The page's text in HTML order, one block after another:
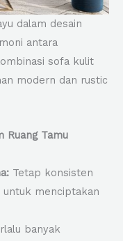
dalam desain
antara
sofa kulit
modern dan rustic
Ruang Tamu
Tetap konsisten
untuk menciptakan
banyak